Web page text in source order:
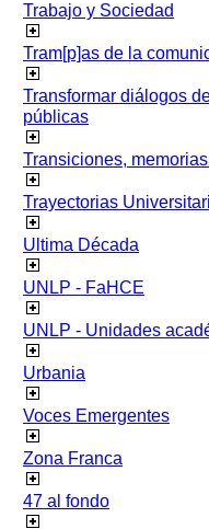
Trabajo y Sociedad
Tram[p]as de la
Transformar diálogos
públicas
Transiciones,
Trayectorias
Ultima Década
UNLP - FaHCE
UNLP - Unidades
Urbania
Voces Emergentes
Zona Franca
47 al fondo